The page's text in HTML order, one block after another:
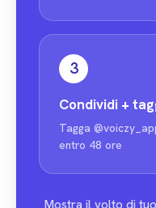
3
Condividi +
Tagga
entro 48 ore
Mostra il volto di